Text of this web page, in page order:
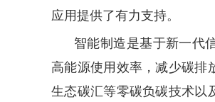
应用提供了有力支持。
智能制造是基于新一代
高能源使用效率，减少碳排
生态碳汇等零碳负碳技术以